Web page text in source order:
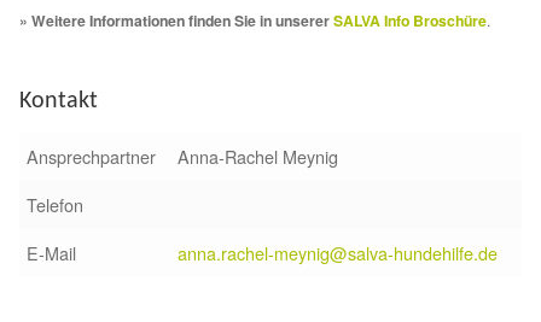
Notnasen in Deutschland
Notnasen noch im Ausland
» Weitere Informationen finden Sie in unsererSALVA Info Broschüre.
Kontakt
Ansprechpartner
Anna-Rachel Meynig
Telefon
E-Mail
anna.rachel-meynig@salva-hundehilfe.de